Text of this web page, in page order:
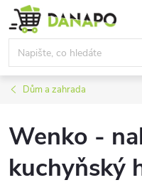
Přejít
na
obsah
Dům a zahrada
Wenko -
kuchyňský